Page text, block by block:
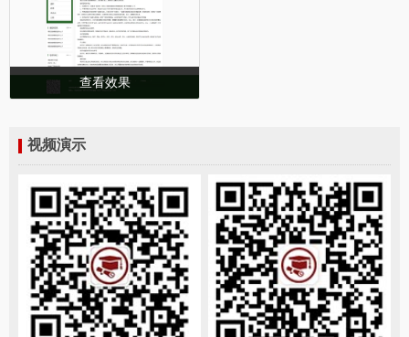
查看效果
视频演示